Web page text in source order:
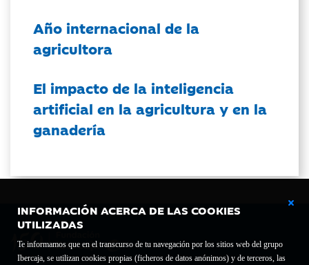
INFORMACIÓN ACERCA DE LAS COOKIES
UTILIZADAS
Te informamos que en el transcurso de tu navegación por los sitios web del grupo
Ibercaja, se utilizan cookies propias (ficheros de datos anónimos) y de terceros, las
Año internacional de la
agricultora
El impacto de la inteligencia
artificial en la agricultura y en la
ganadería